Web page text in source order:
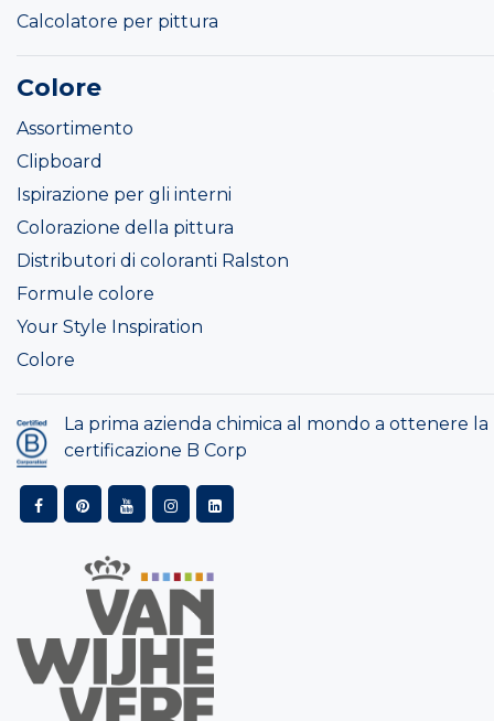
Calcolatore per pittura
Colore
Assortimento
Clipboard
Ispirazione per gli interni
Colorazione della pittura
Distributori di coloranti Ralston
Formule colore
Your Style Inspiration
Colore
La prima azienda chimica al mondo a ottenere la
certificazione B Corp